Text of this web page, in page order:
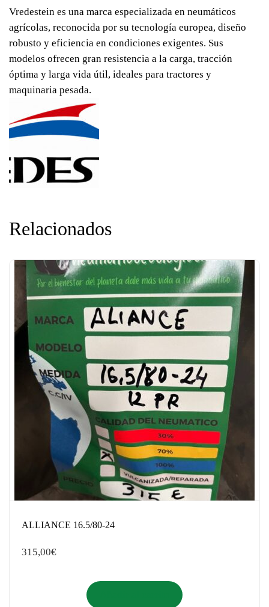
Vredestein es una marca especializada en neumáticos
agrícolas, reconocida por su tecnología europea, diseño
robusto y eficiencia en condiciones exigentes. Sus
modelos ofrecen gran resistencia a la carga, tracción
óptima y larga vida útil, ideales para tractores y
maquinaria pesada.
Relacionados
ALLIANCE 16.5/80-24
315,00€